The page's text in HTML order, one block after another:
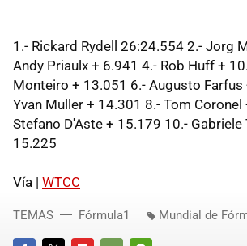
1.- Rickard Rydell 26:24.554 2.- Jorg
Andy Priaulx + 6.941 4.- Rob Huff +
Monteiro + 13.051 6.- Augusto Farfus
Yvan Muller + 14.301 8.- Tom
Stefano D'Aste + 15.179 10.- Gabriele
15.225
Vía | WTCC
TEMAS Fórmula1 Mundial de